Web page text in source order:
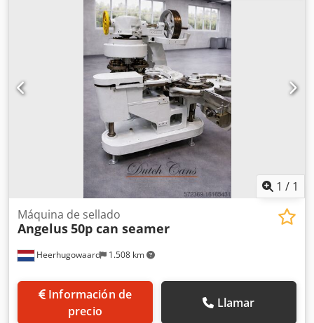
1 / 1
Heerhugowaard 1.508 km
Máquina de sellado
Angelus50p can seamer
Información de
precio
Llamar